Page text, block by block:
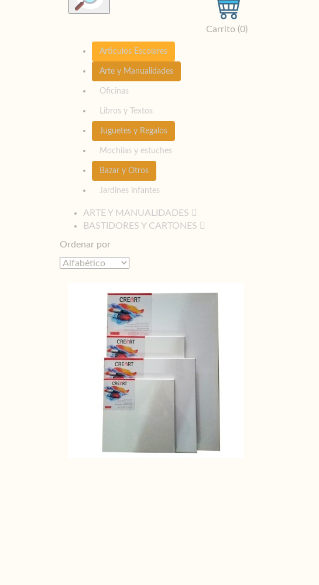
Carrito (0)
Articulos Escolares
Arte y Manualidades
Oficinas
Libros y Textos
Juguetes y Regalos
Mochilas y estuches
Bazar y Otros
Jardines infantes
ARTE Y MANUALIDADES
BASTIDORES Y CARTONES
Ordenar por